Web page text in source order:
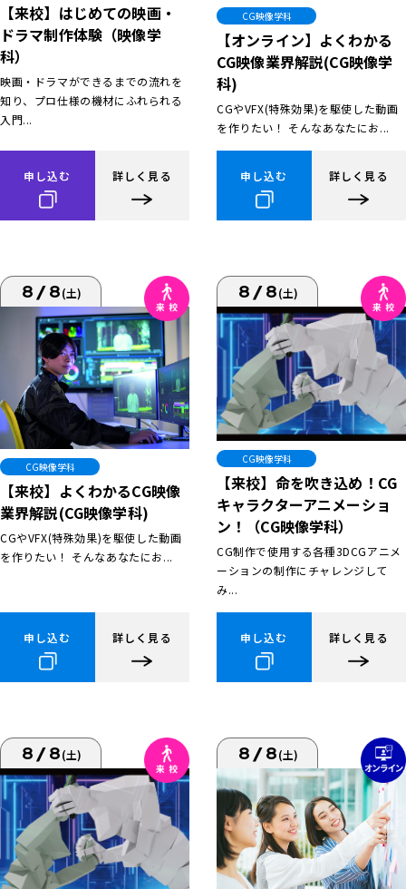
【来校】はじめての映画・
ドラマ制作体験（映像学
科）
映画・ドラマができるまでの流れを
知り、プロ仕様の機材にふれられる
入門...
申し込む 詳しく見る
CG映像学科
【オンライン】よくわかる
CG映像業界解説(CG映像学
科)
CGやVFX(特殊効果)を駆使した動画
を作りたい！ そんなあなたにお...
申し込む 詳しく見る
8/8(土)
CG映像学科
【来校】よくわかるCG映像
業界解説(CG映像学科)
CGやVFX(特殊効果)を駆使した動画
を作りたい！ そんなあなたにお...
申し込む 詳しく見る
8/8(土)
CG映像学科
【来校】命を吹き込め！CG
キャラクターアニメーショ
ン！（CG映像学科）
CG制作で使用する各種3DCGアニメ
ーションの制作にチャレンジして
み...
申し込む 詳しく見る
8/8(土) 8/8(土)